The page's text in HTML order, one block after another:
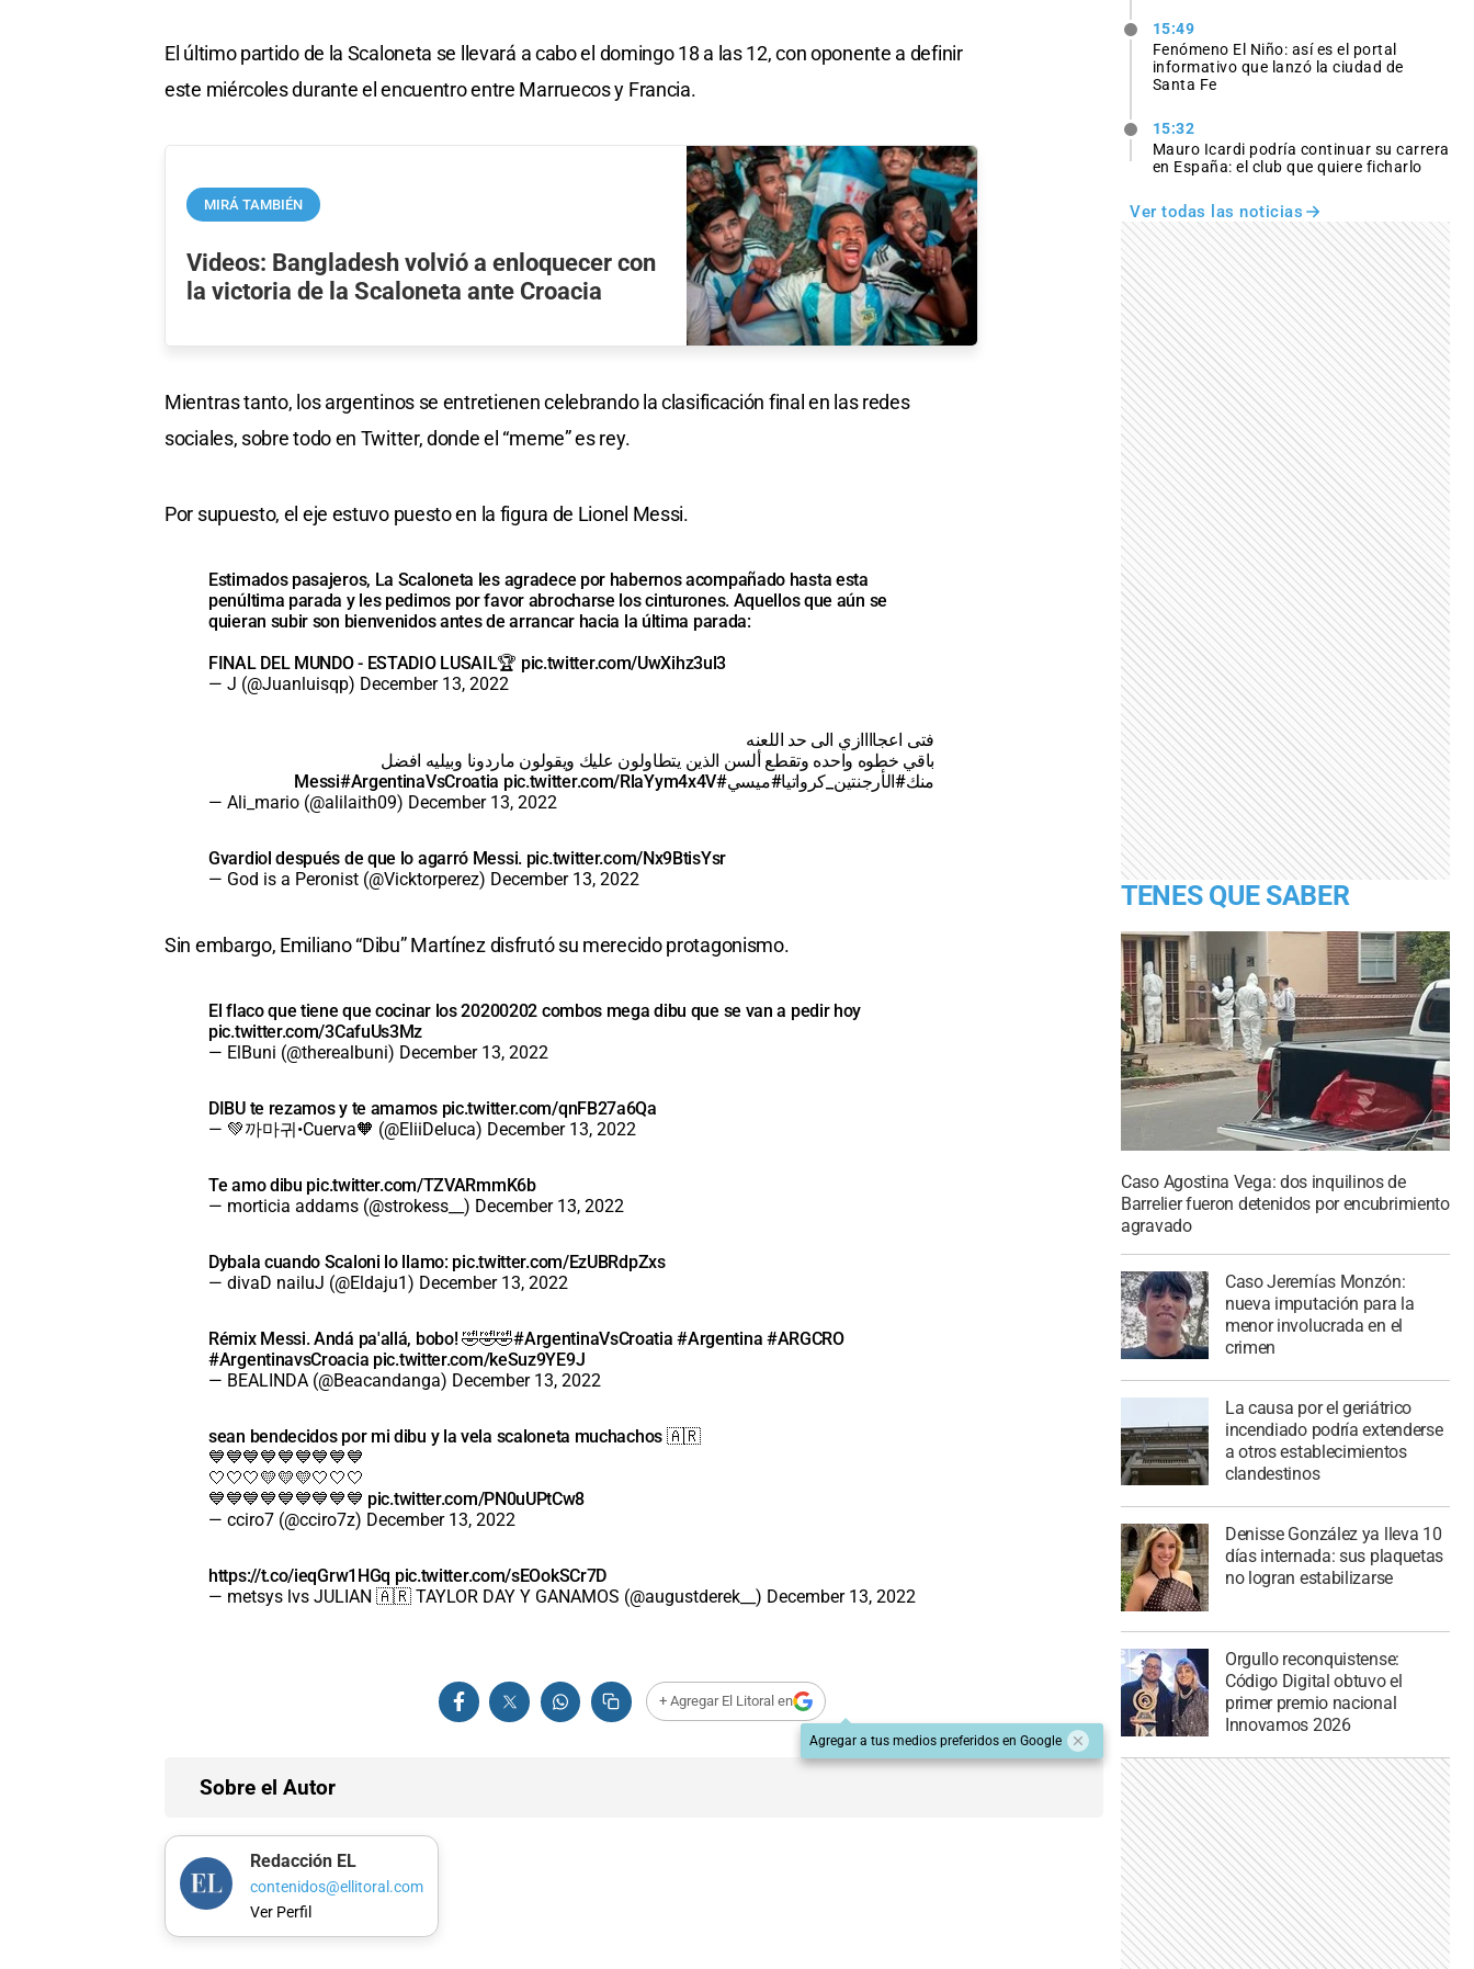
El último partido de la Scaloneta se llevará a cabo el domingo 18 a las 12, con oponente a definir
este miércoles durante el encuentro entre Marruecos y Francia.
MIRÁ TAMBIÉN
Videos: Bangladesh volvió a enloquecer con
la victoria de la Scaloneta ante Croacia
Mientras tanto, los argentinos se entretienen celebrando la clasificación final en las redes
sociales, sobre todo en Twitter, donde el “meme” es rey.
Por supuesto, el eje estuvo puesto en la figura de Lionel Messi.
Estimados pasajeros, La Scaloneta les agradece por habernos acompañado hasta esta
penúltima parada y les pedimos por favor abrocharse los cinturones. Aquellos que aún se
quieran subir son bienvenidos antes de arrancar hacia la última parada:
FINAL DEL MUNDO - ESTADIO LUSAIL🏆 pic.twitter.com/UwXihz3ul3
— J (@Juanluisqp) December 13, 2022
فتى اعجاااازي الى حد اللعنه
باقي خطوه واحده وتقطع ألسن الذين يتطاولون عليك ويقولون ماردونا وبيليه افضل
منك#الأرجنتين_كرواتيا#ميسي#Messi
#ArgentinaVsCroatia pic.twitter.com/RlaYym4x4V
— Ali_mario (@alilaith09) December 13, 2022
Gvardiol después de que lo agarró Messi. pic.twitter.com/Nx9BtisYsr
— God is a Peronist (@Vicktorperez) December 13, 2022
Sin embargo, Emiliano “Dibu” Martínez disfrutó su merecido protagonismo.
El flaco que tiene que cocinar los 20200202 combos mega dibu que se van a pedir hoy
pic.twitter.com/3CafuUs3Mz
— ElBuni (@therealbuni) December 13, 2022
DIBU te rezamos y te amamos pic.twitter.com/qnFB27a6Qa
— 💚까마귀•Cuerva🧡 (@EliiDeluca) December 13, 2022
Te amo dibu pic.twitter.com/TZVARmmK6b
— morticia addams (@strokess__) December 13, 2022
Dybala cuando Scaloni lo llamo: pic.twitter.com/EzUBRdpZxs
— divaD nailuJ (@Eldaju1) December 13, 2022
Rémix Messi. Andá pa'allá, bobo! 🤣🤣🤣#ArgentinaVsCroatia #Argentina #ARGCRO
#ArgentinavsCroacia pic.twitter.com/keSuz9YE9J
— BEALINDA (@Beacandanga) December 13, 2022
sean bendecidos por mi dibu y la vela scaloneta muchachos 🇦🇷
💙💙💙💙💙💙💙💙💙
🤍🤍🤍💛💛💛🤍🤍🤍
💙💙💙💙💙💙💙💙💙 pic.twitter.com/PN0uUPtCw8
— cciro7 (@cciro7z) December 13, 2022
https://t.co/ieqGrw1HGq pic.twitter.com/sEOokSCr7D
— metsys lvs JULIAN 🇦🇷 TAYLOR DAY Y GANAMOS (@augustderek__) December 13, 2022
+ Agregar El Litoral en
Agregar a tus medios preferidos en Google
Sobre el Autor
Redacción EL
contenidos@ellitoral.com
Ver Perfil
15:49
Fenómeno El Niño: así es el portal
informativo que lanzó la ciudad de
Santa Fe
15:32
Mauro Icardi podría continuar su carrera
en España: el club que quiere ficharlo
Ver todas las noticias
TENES QUE SABER
Caso Agostina Vega: dos inquilinos de
Barrelier fueron detenidos por encubrimiento
agravado
Caso Jeremías Monzón:
nueva imputación para la
menor involucrada en el
crimen
La causa por el geriátrico
incendiado podría extenderse
a otros establecimientos
clandestinos
Denisse González ya lleva 10
días internada: sus plaquetas
no logran estabilizarse
Orgullo reconquistense:
Código Digital obtuvo el
primer premio nacional
Innovamos 2026